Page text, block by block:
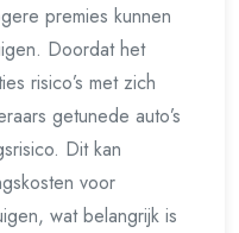
premies kunnen
Doordat het
risico’s met zich
getunede auto’s
Dit kan
voor
wat belangrijk is